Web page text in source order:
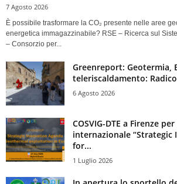
7 Agosto 2026
È possibile trasformare la CO₂ presente nelle aree
energetica immagazzinabile? RSE – Ricerca sul
– Consorzio per...
Greenreport: Geotermia,
teleriscaldamento:
6 Agosto 2026
COSVIG-DTE a Firenze
internazionale “Strategic
for...
1 Luglio 2026